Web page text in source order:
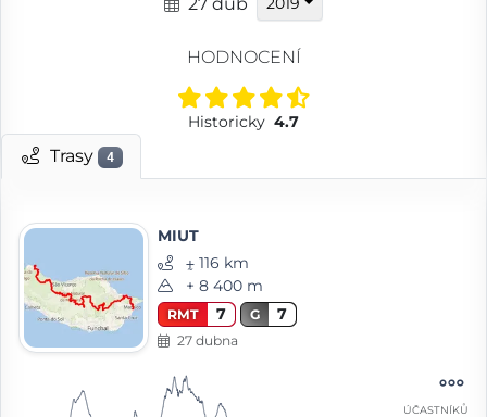
HODNOCENÍ
Historicky 4.7
Trasy 4
MIUT
⨦ 116 km
+ 8 400 m
RMT 7 G 7
27 dubna
ÚČASTNÍKŮ